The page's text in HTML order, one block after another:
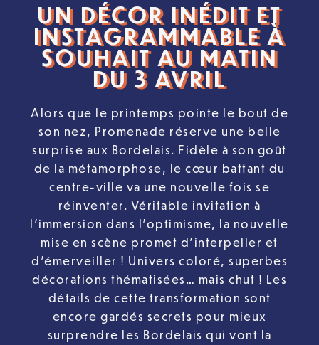
UN DÉCOR INÉDIT ET
INSTAGRAMMABLE À
SOUHAIT AU MATIN
DU 3 AVRIL
Alors que le printemps pointe le bout de
son nez, Promenade réserve une belle
surprise aux Bordelais. Fidèle à son goût
de la métamorphose, le cœur battant du
centre-ville va une nouvelle fois se
réinventer. Véritable invitation à
l’immersion dans l’optimisme, la nouvelle
mise en scène promet d’interpeller et
d’émerveiller ! Univers coloré, superbes
décorations thématisées… mais chut ! Les
détails de cette transformation sont
encore gardés secrets pour mieux
surprendre les Bordelais qui vont la